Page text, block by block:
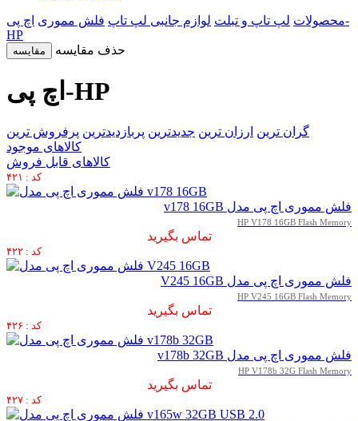
محصولات لپ تاپ و تبلت لوازم جانبی لپ تاپ فلش مموری اچ پی-
HP
مقایسه حذف مقایسه
اچ پی-HP
گران ترین ارزان ترین جدیدترین پربازدیدترین پرفروش ترین
کالاهای موجود
کالاهای قابل فروش
کد : ۴۲۱
فلش مموری اچ پی مدل v178 16GB
HP V178 16GB Flash Memory
تماس بگیرید
کد : ۴۲۲
فلش مموری اچ پی مدل V245 16GB
HP V245 16GB Flash Memory
تماس بگیرید
کد : ۴۲۶
فلش مموری اچ پی مدل v178b 32GB
HP V178b 32G Flash Memory
تماس بگیرید
کد : ۴۲۷